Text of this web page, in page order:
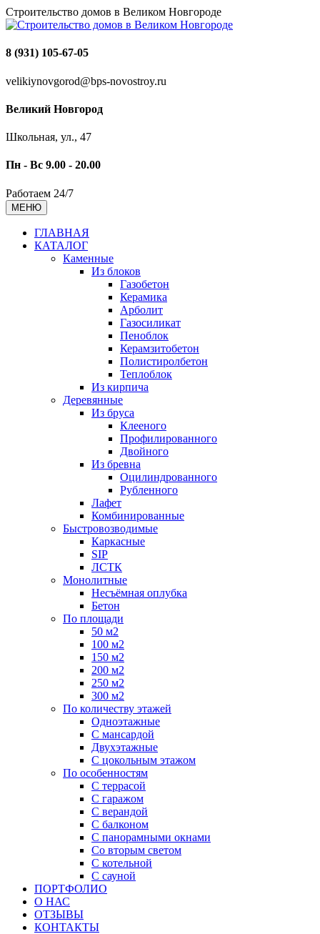
Строительство домов в Великом Новгороде
8 (931) 105-67-05
velikiynovgorod@bps-novostroy.ru
Великий Новгород
Школьная, ул., 47
Пн - Вс 9.00 - 20.00
Работаем 24/7
МЕНЮ
ГЛАВНАЯ
КАТАЛОГ
Каменные
Из блоков
Газобетон
Керамика
Арболит
Газосиликат
Пеноблок
Керамзитобетон
Полистиролбетон
Теплоблок
Из кирпича
Деревянные
Из бруса
Клееного
Профилированного
Двойного
Из бревна
Оцилиндрованного
Рубленного
Лафет
Комбинированные
Быстровозводимые
Каркасные
SIP
ЛСТК
Монолитные
Несъёмная оплубка
Бетон
По площади
50 м2
100 м2
150 м2
200 м2
250 м2
300 м2
По количеству этажей
Одноэтажные
С мансардой
Двухэтажные
С цокольным этажом
По особенностям
С террасой
С гаражом
С верандой
С балконом
С панорамными окнами
Со вторым светом
С котельной
С сауной
ПОРТФОЛИО
О НАС
ОТЗЫВЫ
КОНТАКТЫ